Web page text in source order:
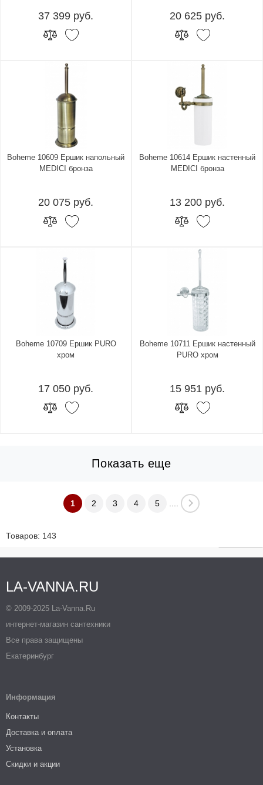
37 399 руб. 20 625 руб.
Boheme 10609 Ершик напольный
MEDICI бронза
20 075 руб.
Boheme 10614 Ершик настенный
MEDICI бронза
13 200 руб.
Boheme 10709 Ершик PURO
хром
17 050 руб.
Boheme 10711 Ершик настенный
PURO хром
15 951 руб.
Показать еще
1 2 3 4 5
Товаров: 143
LA-VANNA.RU
© 2009-2025 La-Vanna.Ru
интернет-магазин сантехники
Все права защищены
Екатеринбург
Информация
Контакты
Доставка и оплата
Установка
Скидки и акции